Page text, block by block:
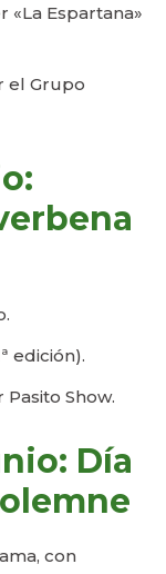
«La Espartana»
el Grupo
edición).
Show.
Día
con